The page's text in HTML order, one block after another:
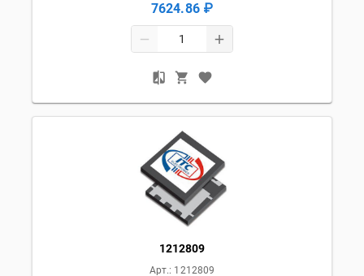
7624.86 ₽
1212809
Арт.: 1212809